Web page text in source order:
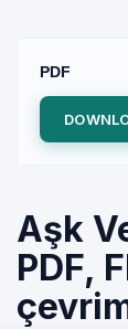
PDF
Aşk
PDF,